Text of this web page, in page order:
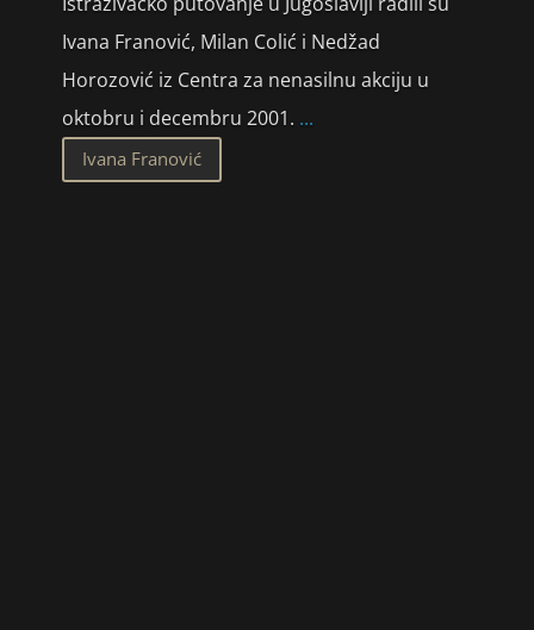
Ivana Franović, Milan Colić i Nedžad
Horozović iz Centra za nenasilnu akciju u
oktobru i decembru 2001. ...
Ivana Franović